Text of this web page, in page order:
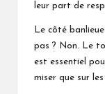
leur part de
Le côté
pas ? Non. Le
est essentiel
miser que sur